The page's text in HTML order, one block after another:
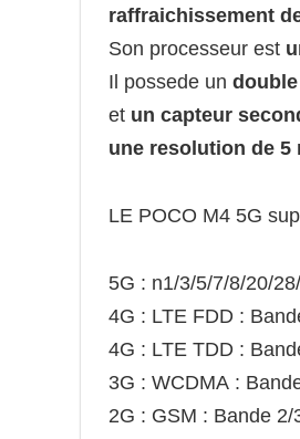
raffraichissement
Son processeur est
Il possede un
et un capteur
une resolution de
LE POCO M4 5G
5G : n1/3/5/7/8/20/
4G : LTE FDD :
4G : LTE TDD :
3G : WCDMA :
2G : GSM : Bande 2/